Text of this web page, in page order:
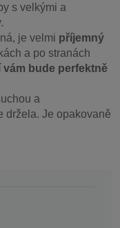
s velkými a
je velmi příjemný
a po stranách
vám bude perfektně
a
držela. Je opakovaně